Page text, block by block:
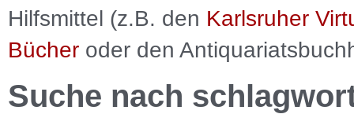
Hilfsmittel (z.B. den Karlsruher
Bücher oder den
Suche nach